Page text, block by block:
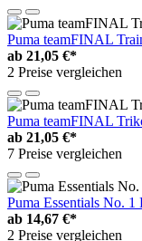
Puma teamFINAL
ab 21,05 €*
2 Preise vergleichen
Puma teamFINAL
ab 21,05 €*
7 Preise vergleichen
Puma Essentials No.
ab 14,67 €*
2 Preise vergleichen